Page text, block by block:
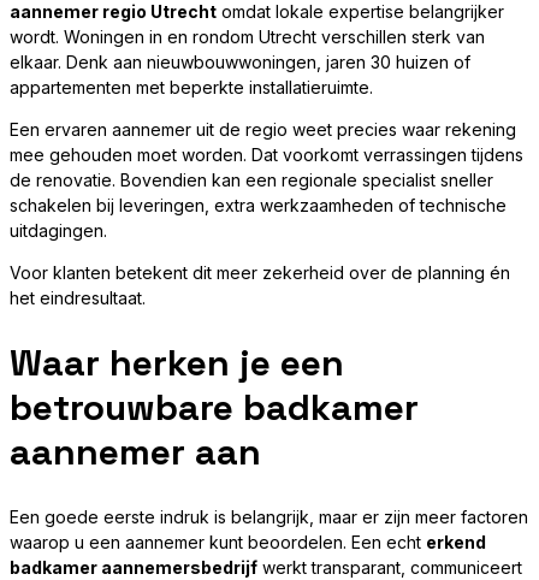
aannemer regio Utrecht omdat lokale expertise belangrijker
wordt. Woningen in en rondom Utrecht verschillen sterk van
elkaar. Denk aan nieuwbouwwoningen, jaren 30 huizen of
appartementen met beperkte installatieruimte.
Een ervaren aannemer uit de regio weet precies waar rekening
mee gehouden moet worden. Dat voorkomt verrassingen tijdens
de renovatie. Bovendien kan een regionale specialist sneller
schakelen bij leveringen, extra werkzaamheden of technische
uitdagingen.
Voor klanten betekent dit meer zekerheid over de planning én
het eindresultaat.
Waar herken je een
betrouwbare badkamer
aannemer aan
Een goede eerste indruk is belangrijk, maar er zijn meer factoren
waarop u een aannemer kunt beoordelen. Een echt erkend
badkamer aannemersbedrijf werkt transparant, communiceert